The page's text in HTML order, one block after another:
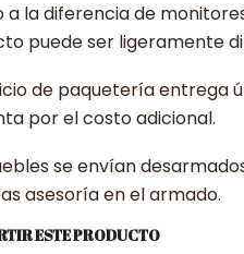
a la diferencia de
puede ser ligeramente
de paquetería entrega
por el costo adicional.
se envían
asesoría en el armado.
ESTE PRODUCTO